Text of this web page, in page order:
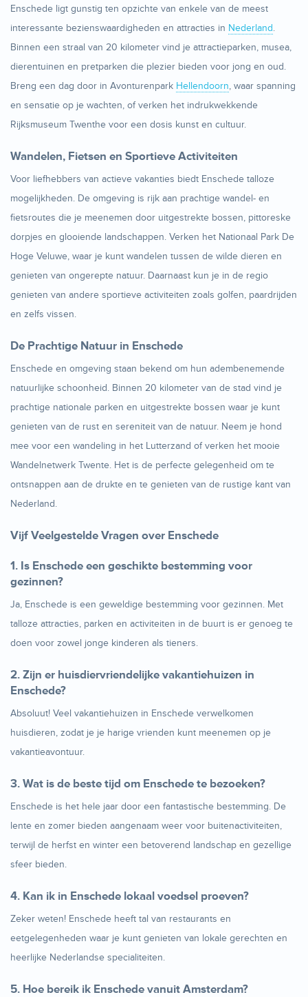
Enschede ligt gunstig ten opzichte van enkele van de meest
interessante bezienswaardigheden en attracties in Nederland.
Binnen een straal van 20 kilometer vind je attractieparken, musea,
dierentuinen en pretparken die plezier bieden voor jong en oud.
Breng een dag door in Avonturenpark Hellendoorn, waar spanning
en sensatie op je wachten, of verken het indrukwekkende
Rijksmuseum Twenthe voor een dosis kunst en cultuur.
Wandelen, Fietsen en Sportieve Activiteiten
Voor liefhebbers van actieve vakanties biedt Enschede talloze
mogelijkheden. De omgeving is rijk aan prachtige wandel- en
fietsroutes die je meenemen door uitgestrekte bossen, pittoreske
dorpjes en glooiende landschappen. Verken het Nationaal Park De
Hoge Veluwe, waar je kunt wandelen tussen de wilde dieren en
genieten van ongerepte natuur. Daarnaast kun je in de regio
genieten van andere sportieve activiteiten zoals golfen, paardrijden
en zelfs vissen.
De Prachtige Natuur in Enschede
Enschede en omgeving staan bekend om hun adembenemende
natuurlijke schoonheid. Binnen 20 kilometer van de stad vind je
prachtige nationale parken en uitgestrekte bossen waar je kunt
genieten van de rust en sereniteit van de natuur. Neem je hond
mee voor een wandeling in het Lutterzand of verken het mooie
Wandelnetwerk Twente. Het is de perfecte gelegenheid om te
ontsnappen aan de drukte en te genieten van de rustige kant van
Nederland.
Vijf Veelgestelde Vragen over Enschede
1. Is Enschede een geschikte bestemming voor
gezinnen?
Ja, Enschede is een geweldige bestemming voor gezinnen. Met
talloze attracties, parken en activiteiten in de buurt is er genoeg te
doen voor zowel jonge kinderen als tieners.
2. Zijn er huisdiervriendelijke vakantiehuizen in
Enschede?
Absoluut! Veel vakantiehuizen in Enschede verwelkomen
huisdieren, zodat je je harige vrienden kunt meenemen op je
vakantieavontuur.
3. Wat is de beste tijd om Enschede te bezoeken?
Enschede is het hele jaar door een fantastische bestemming. De
lente en zomer bieden aangenaam weer voor buitenactiviteiten,
terwijl de herfst en winter een betoverend landschap en gezellige
sfeer bieden.
4. Kan ik in Enschede lokaal voedsel proeven?
Zeker weten! Enschede heeft tal van restaurants en
eetgelegenheden waar je kunt genieten van lokale gerechten en
heerlijke Nederlandse specialiteiten.
5. Hoe bereik ik Enschede vanuit Amsterdam?